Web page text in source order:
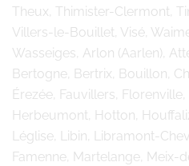
Theux, Thimister-Clermont,
Villers-le-Bouillet, Visé,
Wasseiges, Arlon (Aarlen),
Bertogne, Bertrix, Bouillon,
Érezée, Fauvillers, Florenville,
Herbeumont, Hotton,
Léglise, Libin, Libramont-
Famenne, Martelange, Meix-